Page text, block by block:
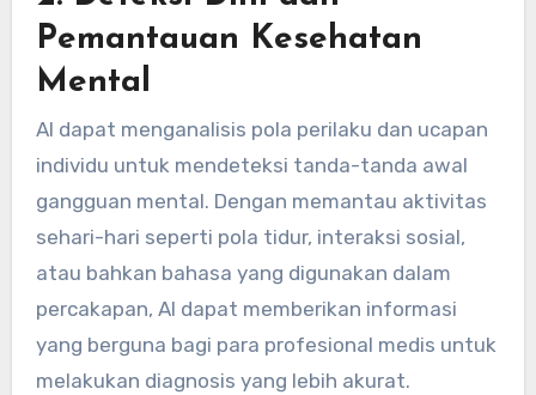
Pemantauan Kesehatan
Mental
AI dapat menganalisis pola perilaku dan ucapan
individu untuk mendeteksi tanda-tanda awal
gangguan mental. Dengan memantau aktivitas
sehari-hari seperti pola tidur, interaksi sosial,
atau bahkan bahasa yang digunakan dalam
percakapan, AI dapat memberikan informasi
yang berguna bagi para profesional medis untuk
melakukan diagnosis yang lebih akurat.